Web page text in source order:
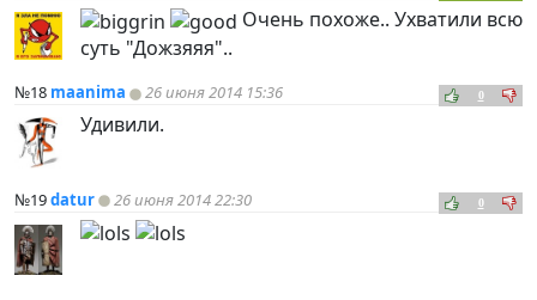
Очень похоже.. Ухватили всю
суть "Дожзяяя"..
№18 maanima 26 июня 2014 15:36 0
Удивили.
№19datur 26 июня 2014 22:30 0